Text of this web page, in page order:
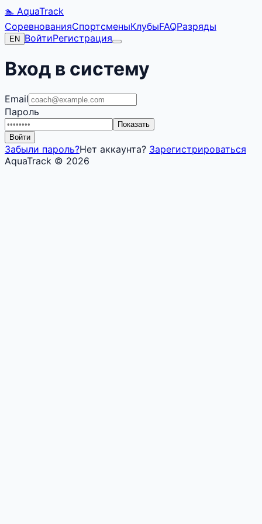
🏊 AquaTrack
СоревнованияСпортсменыКлубыFAQРазряды
EN ВойтиРегистрация
Вход в систему
Email
Пароль
Показать
Войти
Забыли пароль?Нет аккаунта? Зарегистрироваться
AquaTrack © 2026